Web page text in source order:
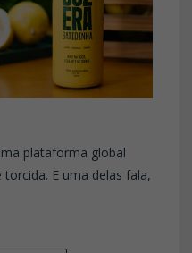
plataforma global
E uma delas fala,